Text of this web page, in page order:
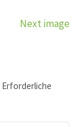
Next image
Erforderliche